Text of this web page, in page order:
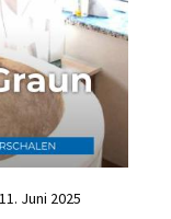
Juni 2025